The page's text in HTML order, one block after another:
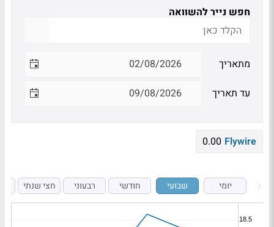
חפש נייר להשוואה
מתאריך
עד תאריך
Flywire
0.00
יומי שבועי חודשי רבעוני חצי שנתי